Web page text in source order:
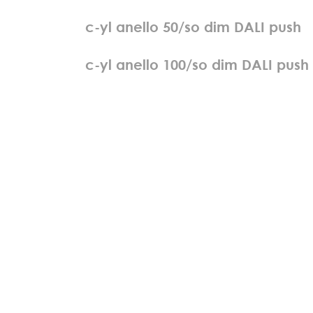
c-yl anello 50/so dim DALI push
c-yl anello 100/so dim DALI push